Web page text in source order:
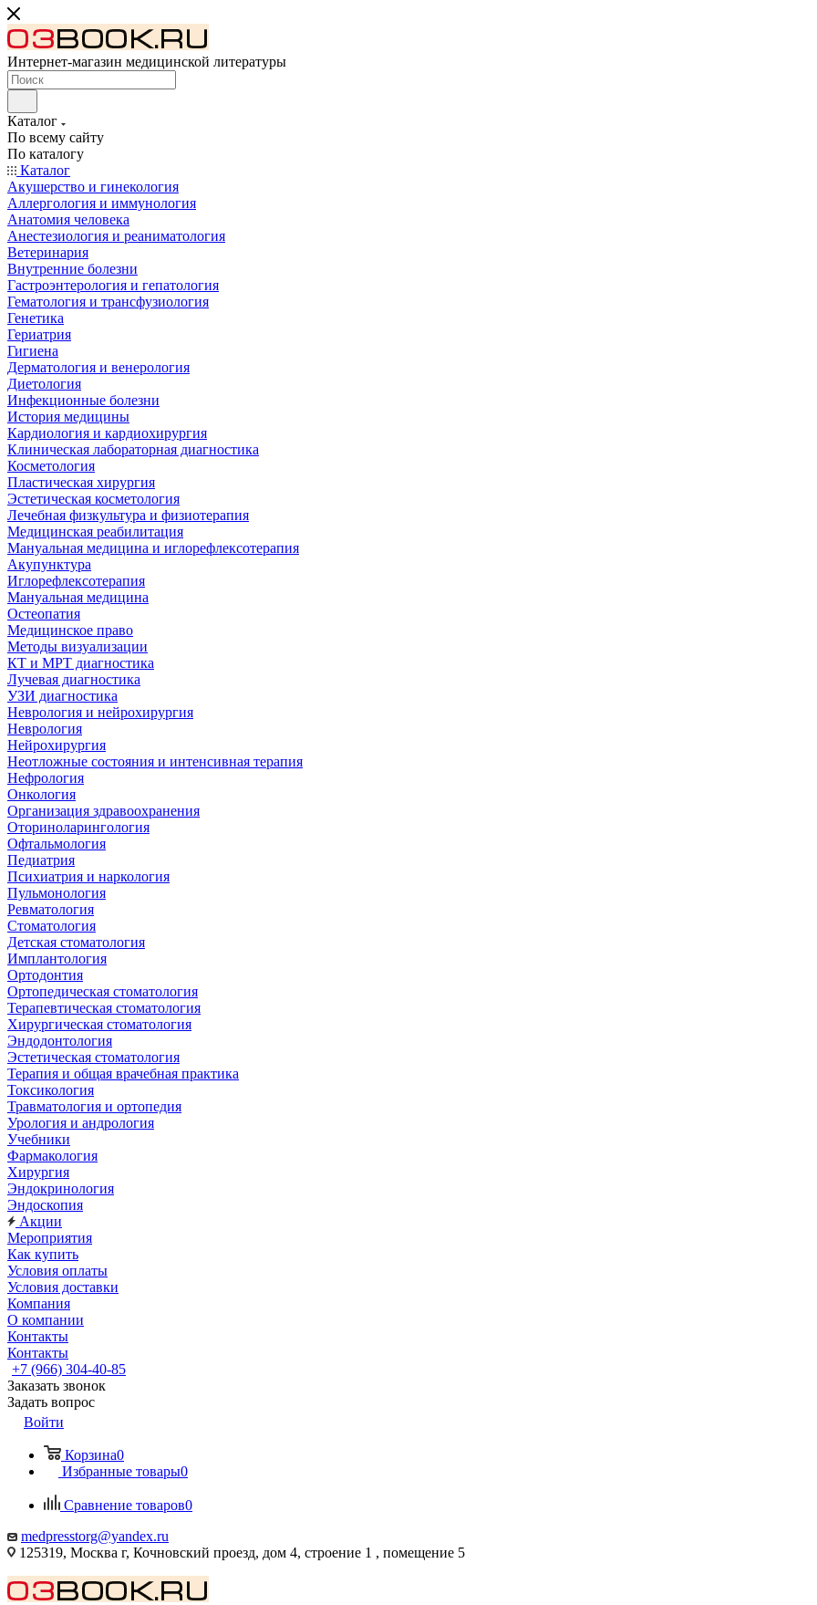
Интернет-магазин медицинской литературы
Каталог
По всему сайту
По каталогу
Каталог
Акушерство и гинекология
Аллергология и иммунология
Анатомия человека
Анестезиология и реаниматология
Ветеринария
Внутренние болезни
Гастроэнтерология и гепатология
Гематология и трансфузиология
Генетика
Гериатрия
Гигиена
Дерматология и венерология
Диетология
Инфекционные болезни
История медицины
Кардиология и кардиохирургия
Клиническая лабораторная диагностика
Косметология
Пластическая хирургия
Эстетическая косметология
Лечебная физкультура и физиотерапия
Медицинская реабилитация
Мануальная медицина и иглорефлексотерапия
Акупунктура
Иглорефлексотерапия
Мануальная медицина
Остеопатия
Медицинское право
Методы визуализации
КТ и МРТ диагностика
Лучевая диагностика
УЗИ диагностика
Неврология и нейрохирургия
Неврология
Нейрохирургия
Неотложные состояния и интенсивная терапия
Нефрология
Онкология
Организация здравоохранения
Оториноларингология
Офтальмология
Педиатрия
Психиатрия и наркология
Пульмонология
Ревматология
Стоматология
Детская стоматология
Имплантология
Ортодонтия
Ортопедическая стоматология
Терапевтическая стоматология
Хирургическая стоматология
Эндодонтология
Эстетическая стоматология
Терапия и общая врачебная практика
Токсикология
Травматология и ортопедия
Урология и андрология
Учебники
Фармакология
Хирургия
Эндокринология
Эндоскопия
Акции
Мероприятия
Как купить
Условия оплаты
Условия доставки
Компания
О компании
Контакты
Контакты
+7 (966) 304-40-85
Заказать звонок
Задать вопрос
Войти
Корзина0
Избранные товары0
Сравнение товаров0
medpresstorg@yandex.ru
125319, Москва г, Кочновский проезд, дом 4, строение 1 , помещение 5